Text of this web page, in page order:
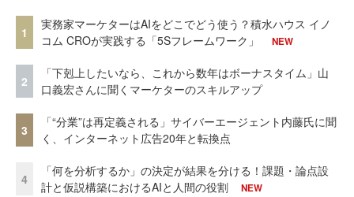
1
実務家マーケターはAIをどこでどう使う？積水ハウス イノ
コム CROが実践する「5Sフレームワーク」
NEW
2
「下剋上したいなら、これから数年はボーナスタイム」山
口義宏さんに聞くマーケターのスキルアップ
3
「“分業”は再定義される」サイバーエージェント内藤氏に聞
く、インターネット広告20年と転換点
4
「何を分析するか」の決定が結果を分ける！課題・論点設
計と仮説構築におけるAIと人間の役割
NEW